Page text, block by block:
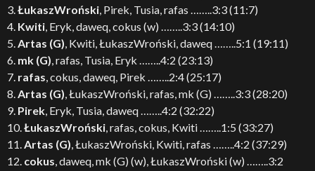
3. ŁukaszWroński , Pirek, Tusia, rafas ……..3:3 (11:7)
4. Kwiti , Eryk, daweq, cokus (w) ……..3:3 (14:10)
5. Artas (G) , Kwiti, ŁukaszWroński, daweq ……..5:1 (19:11)
6. mk (G) , rafas, Tusia, Eryk ……..4:2 (23:13)
7. rafas , cokus, daweq, Pirek ……..2:4 (25:17)
8. Artas (G) , ŁukaszWroński, rafas, mk (G) ……..3:3 (28:20)
9. Pirek , Eryk, Tusia, daweq ……..4:2 (32:22)
10. ŁukaszWroński , rafas, cokus, Kwiti ……..1:5 (33:27)
11. Artas (G) , ŁukaszWroński, Kwiti, rafas ……..4:2 (37:29)
12. cokus , daweq, mk (G) (w), ŁukaszWroński (w) ……..3:2